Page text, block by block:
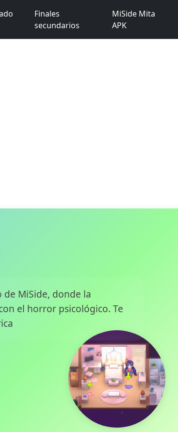
Finales
secundarios
MiSide Mita
APK
MiSide, donde la
el horror psicológico. Te